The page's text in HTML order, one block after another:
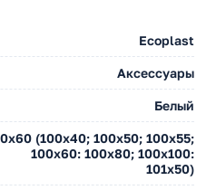
Ecoplast
Аксессуары
Белый
(100х40; 100х50; 100х55;
100х60: 100х80; 100х100:
101х50)